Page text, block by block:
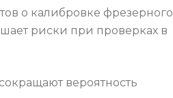
о калибровке фрезерного
риски при проверках в
вероятность